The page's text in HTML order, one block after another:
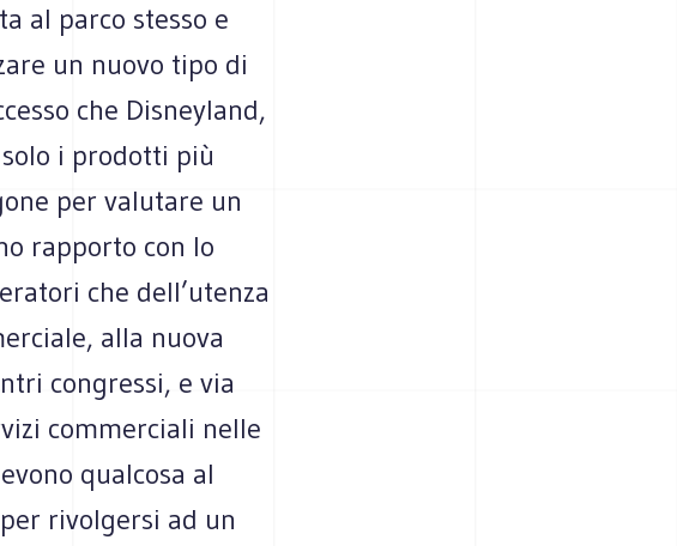
al parco stesso e
un nuovo tipo di
che Disneyland,
i prodotti più
per valutare un
rapporto con lo
che dell’utenza
alla nuova
congressi, e via
commerciali nelle
qualcosa al
rivolgersi ad un